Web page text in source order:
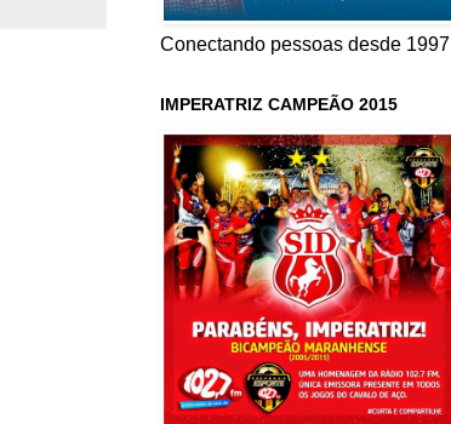
Conectando pessoas desde 1997
IMPERATRIZ CAMPEÃO 2015